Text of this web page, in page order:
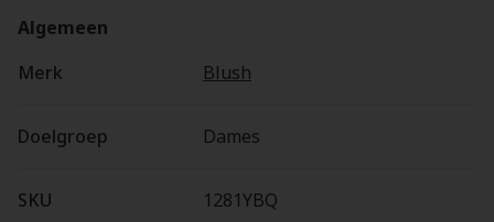
Algemeen
Merk
Blush
Doelgroep Dames
SKU 1281YBQ